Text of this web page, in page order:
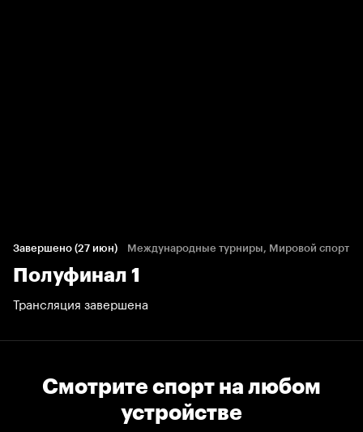
Завершено (27 июн) Международные турниры, Мировой спорт
Полуфинал 1
Трансляция завершена
Смотрите спорт на любом
устройстве